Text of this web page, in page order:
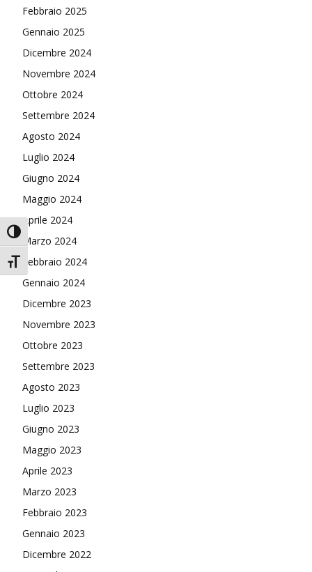
Attiva/disattiva alto contrasto
Attiva/disattiva dimensione testo
Febbraio 2025
Gennaio 2025
Dicembre 2024
Novembre 2024
Ottobre 2024
Settembre 2024
Agosto 2024
Luglio 2024
Giugno 2024
Maggio 2024
Aprile 2024
Marzo 2024
Febbraio 2024
Gennaio 2024
Dicembre 2023
Novembre 2023
Ottobre 2023
Settembre 2023
Agosto 2023
Luglio 2023
Giugno 2023
Maggio 2023
Aprile 2023
Marzo 2023
Febbraio 2023
Gennaio 2023
Dicembre 2022